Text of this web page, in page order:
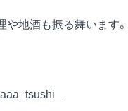
や地酒も振る舞います。